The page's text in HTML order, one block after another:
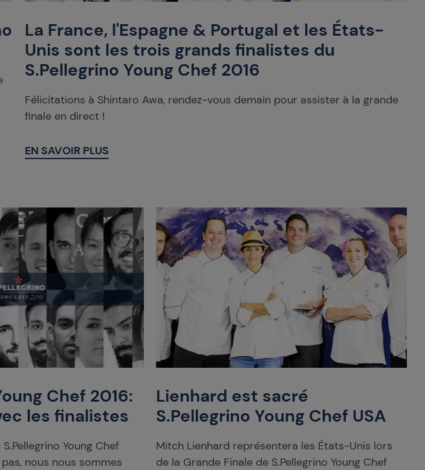
La France, l'Espagne & Portugal et les États-
Unis sont les trois grands finalistes du
S.Pellegrino Young Chef 2016
Félicitations à Shintaro Awa, rendez-vous demain pour assister à la grande
finale en direct !
EN SAVOIR PLUS
Chef 2016:
les finalistes
Young Chef
nous nous sommes
Lienhard est sacré
S.Pellegrino Young Chef USA
Mitch Lienhard représentera les États-Unis lors
de la Grande Finale de S.Pellegrino Young Chef